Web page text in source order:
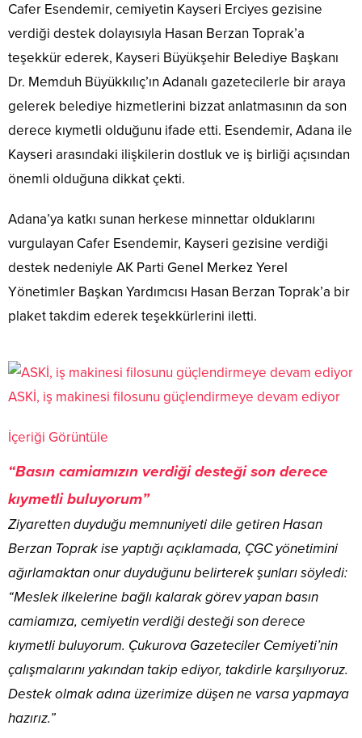
Cafer Esendemir, cemiyetin Kayseri Erciyes gezisine
verdiği destek dolayısıyla Hasan Berzan Toprak’a
teşekkür ederek, Kayseri Büyükşehir Belediye Başkanı
Dr. Memduh Büyükkılıç’ın Adanalı gazetecilerle bir araya
gelerek belediye hizmetlerini bizzat anlatmasının da son
derece kıymetli olduğunu ifade etti. Esendemir, Adana ile
Kayseri arasındaki ilişkilerin dostluk ve iş birliği açısından
önemli olduğuna dikkat çekti.
Adana’ya katkı sunan herkese minnettar olduklarını
vurgulayan Cafer Esendemir, Kayseri gezisine verdiği
destek nedeniyle AK Parti Genel Merkez Yerel
Yönetimler Başkan Yardımcısı Hasan Berzan Toprak’a bir
plaket takdim ederek teşekkürlerini iletti.
ASKİ, iş makinesi filosunu güçlendirmeye devam ediyor
İçeriği Görüntüle
“Basın camiamızın verdiği desteği son derece
kıymetli buluyorum”
Ziyaretten duyduğu memnuniyeti dile getiren Hasan
Berzan Toprak ise yaptığı açıklamada, ÇGC yönetimini
ağırlamaktan onur duyduğunu belirterek şunları söyledi:
“Meslek ilkelerine bağlı kalarak görev yapan basın
camiamıza, cemiyetin verdiği desteği son derece
kıymetli buluyorum. Çukurova Gazeteciler Cemiyeti’nin
çalışmalarını yakından takip ediyor, takdirle karşılıyoruz.
Destek olmak adına üzerimize düşen ne varsa yapmaya
hazırız.”